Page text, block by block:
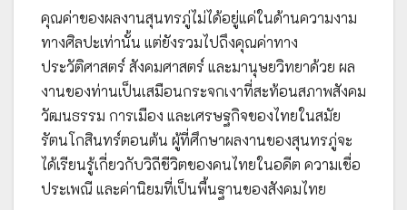
คุณค่าของผลงานสุนทรภู่ไม่ได้อยู่แค่ในด้านความงาม
ทางศิลปะเท่านั้น แต่ยังรวมไปถึงคุณค่าทาง
ประวัติศาสตร์ สังคมศาสตร์ และมานุษยวิทยาด้วย ผล
งานของท่านเป็นเสมือนกระจกเงาที่สะท้อนสภาพสังคม
วัฒนธรรม การเมือง และเศรษฐกิจของไทยในสมัย
รัตนโกสินทร์ตอนต้น ผู้ที่ศึกษาผลงานของสุนทรภู่จะ
ได้เรียนรู้เกี่ยวกับวิถีชีวิตของคนไทยในอดีต ความเชื่อ
ประเพณี และค่านิยมที่เป็นพื้นฐานของสังคมไทย